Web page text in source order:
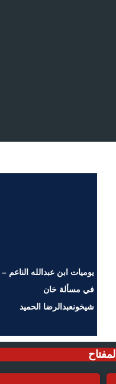
يوميات ابن عبدالله الناعم –
في مسألة خان
شيخونعبدالرضا الحميد
المفتاح